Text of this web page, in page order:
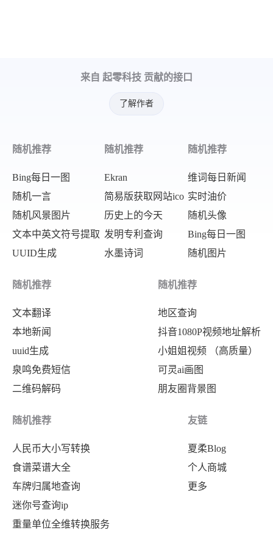
来自 起零科技 贡献的接口
了解作者
随机推荐
Bing每日一图
随机一言
随机风景图片
文本中英文符号提取
UUID生成
随机推荐
Ekran
简易版获取网站ico
历史上的今天
发明专利查询
水墨诗词
随机推荐
维词每日新闻
实时油价
随机头像
Bing每日一图
随机图片
随机推荐
文本翻译
本地新闻
uuid生成
泉鸣免费短信
二维码解码
随机推荐
地区查询
抖音1080P视频地址解析
小姐姐视频 （高质量）
可灵ai画图
朋友圈背景图
随机推荐
人民币大小写转换
食谱菜谱大全
车牌归属地查询
迷你号查询ip
重量单位全维转换服务
友链
夏柔Blog
个人商城
更多